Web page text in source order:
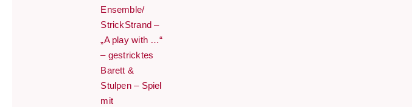
Ensemble/
StrickStrand –
„A play with …“
– gestricktes
Barett &
Stulpen – Spiel
mit